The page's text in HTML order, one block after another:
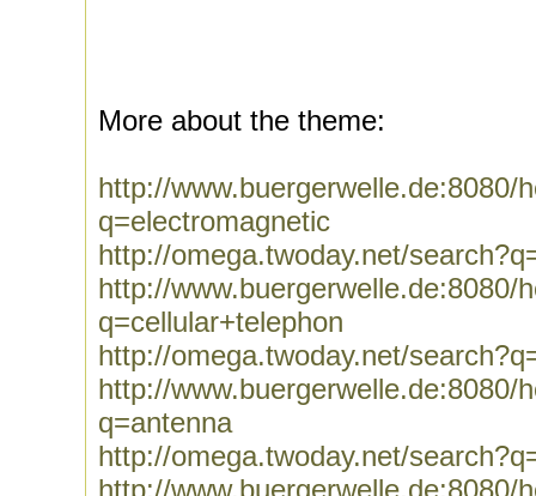
More about the theme:
http://www.buergerwelle.de:8080/
q=electromagnetic
http://omega.twoday.net/
http://www.buergerwelle.de:8080/
q=cellular+telephon
http://omega.twoday.net/
http://www.buergerwelle.de:8080/
q=antenna
http://omega.twoday.net/
http://www.buergerwelle.de:8080/